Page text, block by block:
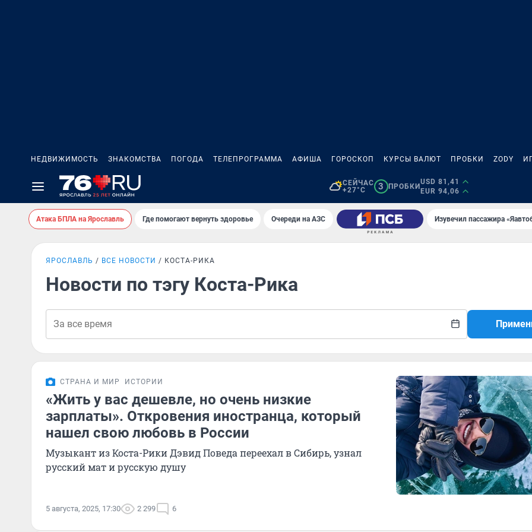
НЕДВИЖИМОСТЬ ЗНАКОМСТВА ПОГОДА ТЕЛЕПРОГРАММА АФИША ГОРОСКОП КУРСЫ ВАЛЮТ ПРОБКИ ZODY
СЕЙЧАС
+27°C
3 ПРОБКИ
USD 81,41
EUR 94,06
Атака БПЛА на Ярославль Где помогают вернуть здоровье Очереди на АЗС Изувечил пассажира
ЯРОСЛАВЛЬ ВСЕ НОВОСТИ КОСТА-РИКА
Новости по тэгу Коста-Рика
СТРАНА И МИР ИСТОРИИ
«Жить у вас дешевле, но очень низкие
зарплаты». Откровения иностранца, который
нашел свою любовь в России
Музыкант из Коста-Рики Дэвид Поведа переехал в Сибирь, узнал
русский мат и русскую душу
5 августа, 2025, 17:30 2 299 6